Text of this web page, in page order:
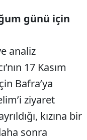
günü için
analiz
17 Kasım
Bafra’ya
ziyaret
kızına bir
sonra